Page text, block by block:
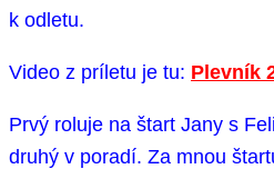
k odletu.
Video z príletu je tu: Plevník
Prvý roluje na štart Jany s
druhý v poradí. Za mnou